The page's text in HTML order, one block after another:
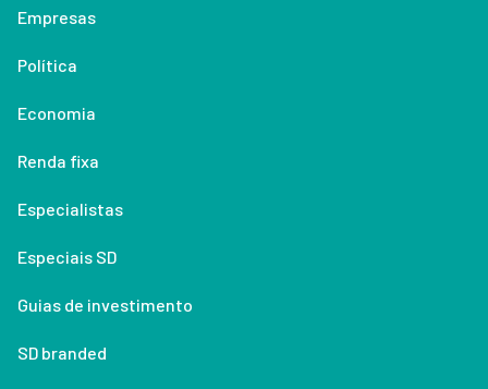
Empresas
Política
Economia
Renda fixa
Especialistas
Especiais SD
Guias de investimento
SD branded